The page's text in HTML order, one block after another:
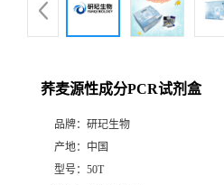
荞麦源性成分PCR试剂盒
品牌： 研玘生物
产地： 中国
型号： 50T